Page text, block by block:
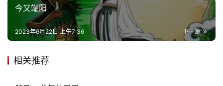
今又端阳
下一篇
2023年6月22日 上午7:36
相关推荐